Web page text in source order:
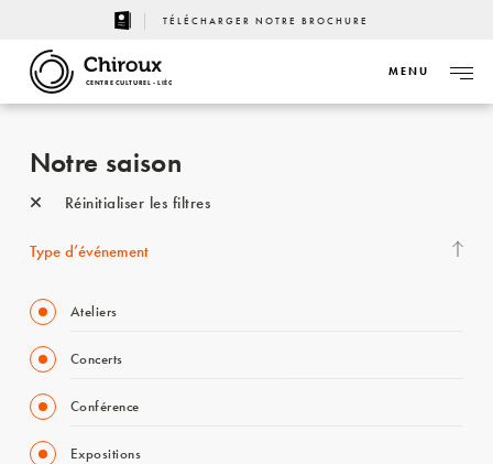
TÉLÉCHARGER NOTRE BROCHURE
CENTRE CULTUREL - LIÈGE
MENU
Notre saison
Réinitialiser les filtres
Type d’événement
Ateliers
Concerts
Conférence
Expositions